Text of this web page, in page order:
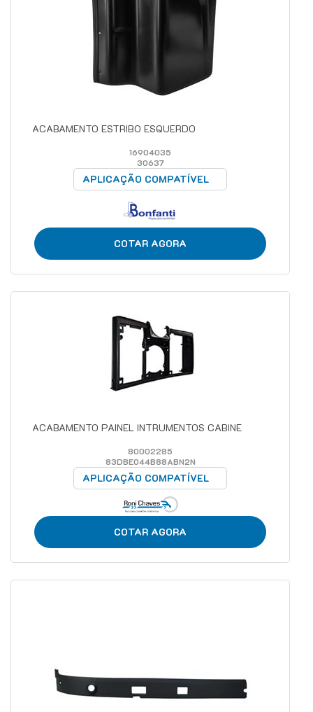
ACABAMENTO ESTRIBO ESQUERDO
16904035
30637
APLICAÇÃO COMPATÍVEL
COTAR AGORA
ACABAMENTO PAINEL INTRUMENTOS CABINE
80002285
83DBE044B88ABN2N
APLICAÇÃO COMPATÍVEL
COTAR AGORA